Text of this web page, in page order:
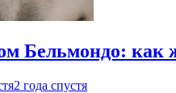
Бельмондо: как
2 года спустя